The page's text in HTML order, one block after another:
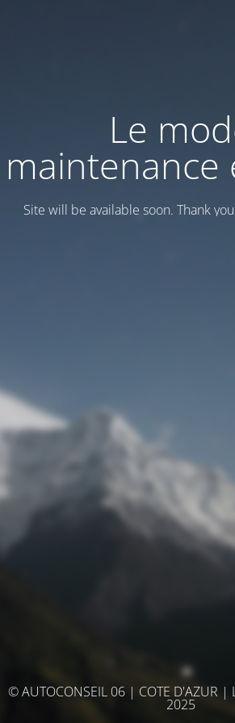
Le
maintenance
Site will be available soon. Thank
© AUTOCONSEIL 06 | COTE D'AZUR |
2025